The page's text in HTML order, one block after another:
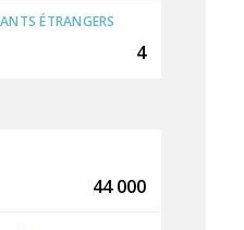
ÉTRANGERS
4
44 000